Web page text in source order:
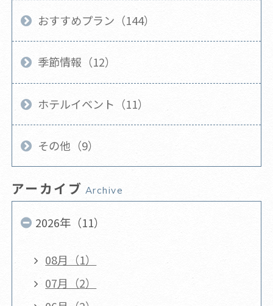
おすすめプラン（144）
季節情報（12）
ホテルイベント（11）
その他（9）
アーカイブ Archive
2026年（11）
08月（1）
07月（2）